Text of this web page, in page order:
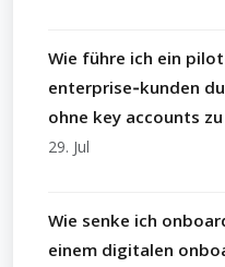
Wie führe ich ein
enterprise‑kunden
ohne key accounts
29. Jul
Wie senke ich
einem digitalen